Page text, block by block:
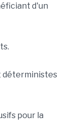
d'un
déterministes
pour la